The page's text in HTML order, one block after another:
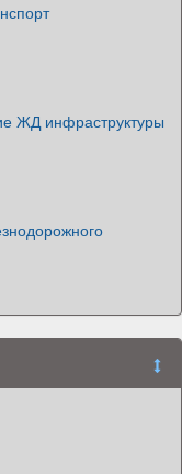
ЖД инфраструктуры